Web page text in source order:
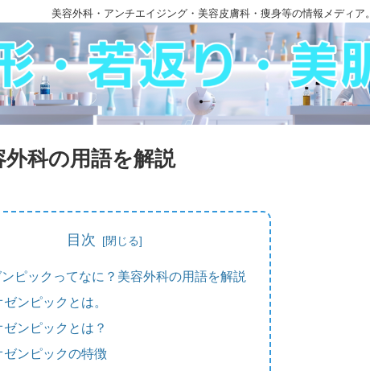
美容外科・アンチエイジング・美容皮膚科・痩身等の情報メディア。
科の用語を解説
目次
ピックってなに？美容外科の用語を解説
ゼンピックとは。
ゼンピックとは？
ゼンピックの特徴